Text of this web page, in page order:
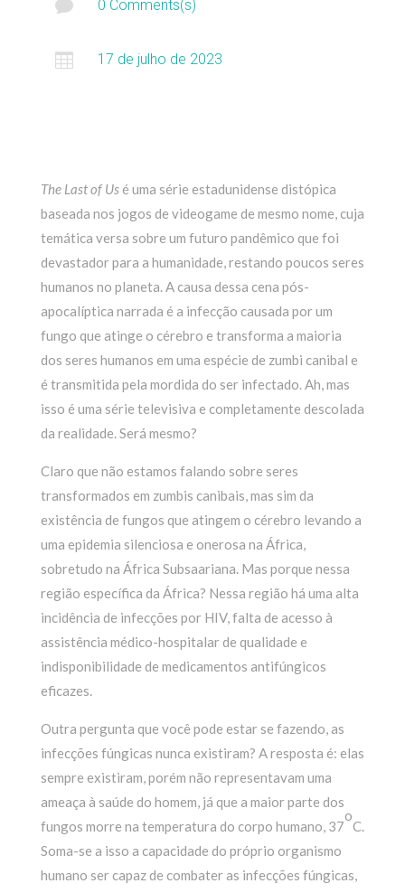
 0 Comments(s)
 17 de julho de 2023
The Last of Us é uma série estadunidense distópica
baseada nos jogos de videogame de mesmo nome, cuja
temática versa sobre um futuro pandêmico que foi
devastador para a humanidade, restando poucos seres
humanos no planeta. A causa dessa cena pós-
apocalíptica narrada é a infecção causada por um
fungo que atinge o cérebro e transforma a maioria
dos seres humanos em uma espécie de zumbi canibal e
é transmitida pela mordida do ser infectado. Ah, mas
isso é uma série televisiva e completamente descolada
da realidade. Será mesmo?
Claro que não estamos falando sobre seres
transformados em zumbis canibais, mas sim da
existência de fungos que atingem o cérebro levando a
uma epidemia silenciosa e onerosa na África,
sobretudo na África Subsaariana. Mas porque nessa
região específica da África? Nessa região há uma alta
incidência de infecções por HIV, falta de acesso à
assistência médico-hospitalar de qualidade e
indisponibilidade de medicamentos antifúngicos
eficazes.
Outra pergunta que você pode estar se fazendo, as
infecções fúngicas nunca existiram? A resposta é: elas
sempre existiram, porém não representavam uma
ameaça à saúde do homem, já que a maior parte dos
fungos morre na temperatura do corpo humano, 37
o
C.
Soma-se a isso a capacidade do próprio organismo
humano ser capaz de combater as infecções fúngicas,